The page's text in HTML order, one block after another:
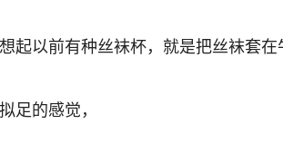
起以前有种丝袜杯，就是把丝袜套在
足的感觉，